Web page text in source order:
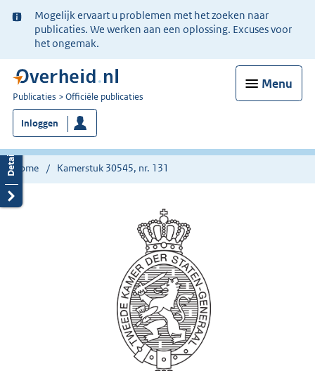
Ter
informatie:
Mogelijk ervaart u problemen met het zoeken naar
publicaties. We werken aan een oplossing. Excuses voor
het ongemak.
Menu
U
bent
nu
hier:
Publicaties Officiële publicaties
Inloggen
Home Kamerstuk 30545, nr. 131